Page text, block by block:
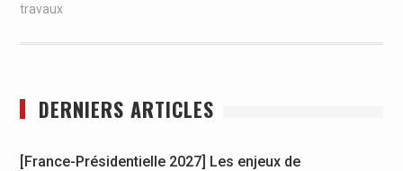
travaux
DERNIERS ARTICLES
[France-Présidentielle 2027] Les enjeux de